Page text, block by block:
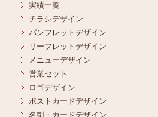
実績一覧
チラシデザイン
パンフレットデザイン
リーフレットデザイン
メニューデザイン
営業セット
ロゴデザイン
ポストカードデザイン
名刺・カードデザイン